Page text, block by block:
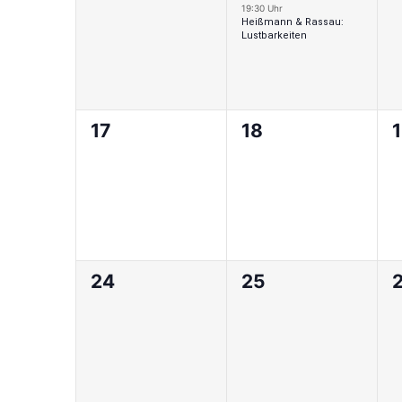
Veranstaltungen,Veranstaltung,
19:30 Uhr
Heißmann & Rassau:
Lustbarkeiten
0
17
0
18
0
24
0
25